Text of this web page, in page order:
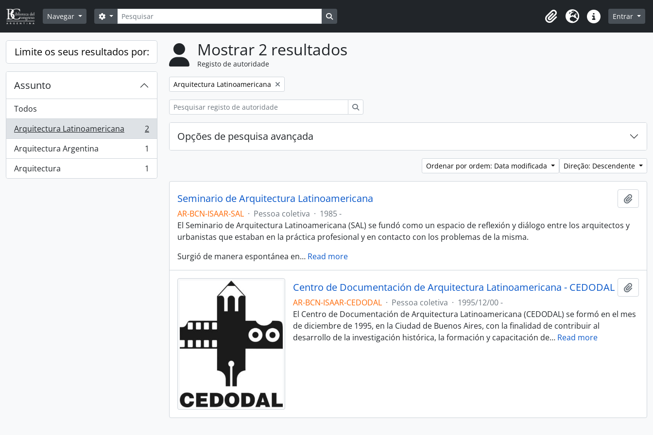
Skip to main content
Navegar
Pesquisar
Opções de busca
Área de transferência
Idioma Ligações rápidas
Entrar
Limite os seus resultados por:
Assunto
Todos
Arquitectura Latinoamericana
, 2 resultados
2
Arquitectura Argentina
, 1 resultados
1
Arquitectura
, 1 resultados 1
Mostrar 2 resultados
Registo de autoridade
Remover filtro:
Arquitectura Latinoamericana
Opções de pesquisa avançada
Ordenar por ordem: Data modificada Direção: Descendente
Seminario de Arquitectura Latinoamericana
AR-BCN-ISAAR-SAL · Pessoa coletiva · 1985 -
El Seminario de Arquitectura Latinoamericana (SAL) se fundó como un espacio de reflexión y diálogo entre los arquitectos y
urbanistas que estaban en la práctica profesional y en contacto con los problemas de la misma.
Surgió de manera espontánea en… Read more
Centro de Documentación de Arquitectura Latinoamericana - CEDODAL
AR-BCN-ISAAR-CEDODAL · Pessoa coletiva · 1995/12/00 -
El Centro de Documentación de Arquitectura Latinoamericana (CEDODAL) se formó en el mes
de diciembre de 1995, en la Ciudad de Buenos Aires, con la finalidad de contribuir al
desarrollo de la investigación histórica, la formación y capacitación de… Read more